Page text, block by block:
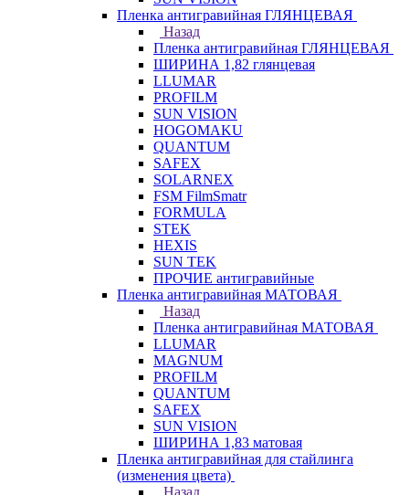
Пленка антигравийная ГЛЯНЦЕВАЯ
Назад
Пленка антигравийная ГЛЯНЦЕВАЯ
ШИРИНА 1,82 глянцевая
LLUMAR
PROFILM
SUN VISION
HOGOMAKU
QUANTUM
SAFEX
SOLARNEX
FSM FilmSmatr
FORMULA
STEK
HEXIS
SUN TEK
ПРОЧИЕ антигравийные
Пленка антигравийная МАТОВАЯ
Назад
Пленка антигравийная МАТОВАЯ
LLUMAR
MAGNUM
PROFILM
QUANTUM
SAFEX
SUN VISION
ШИРИНА 1,83 матовая
Пленка антигравийная для стайлинга
(изменения цвета)
Назад